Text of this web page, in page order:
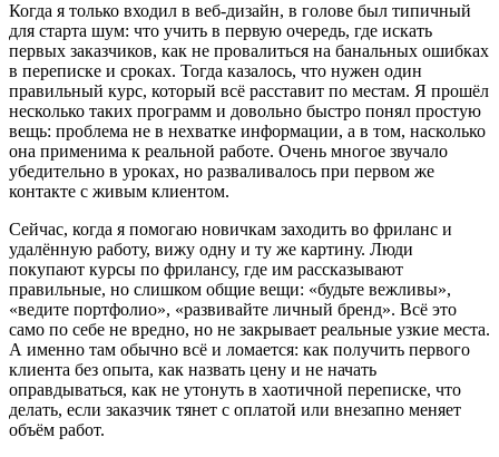
Когда я только входил в веб-дизайн, в голове был типичный
для старта шум: что учить в первую очередь, где искать
первых заказчиков, как не провалиться на банальных ошибках
в переписке и сроках. Тогда казалось, что нужен один
правильный курс, который всё расставит по местам. Я прошёл
несколько таких программ и довольно быстро понял простую
вещь: проблема не в нехватке информации, а в том, насколько
она применима к реальной работе. Очень многое звучало
убедительно в уроках, но разваливалось при первом же
контакте с живым клиентом.
Сейчас, когда я помогаю новичкам заходить во фриланс и
удалённую работу, вижу одну и ту же картину. Люди
покупают курсы по фрилансу, где им рассказывают
правильные, но слишком общие вещи: «будьте вежливы»,
«ведите портфолио», «развивайте личный бренд». Всё это
само по себе не вредно, но не закрывает реальные узкие места.
А именно там обычно всё и ломается: как получить первого
клиента без опыта, как назвать цену и не начать
оправдываться, как не утонуть в хаотичной переписке, что
делать, если заказчик тянет с оплатой или внезапно меняет
объём работ.